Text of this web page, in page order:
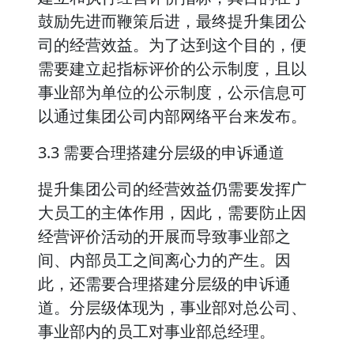
鼓励先进而鞭策后进，最终提升集团公
司的经营效益。为了达到这个目的，便
需要建立起指标评价的公示制度，且以
事业部为单位的公示制度，公示信息可
以通过集团公司内部网络平台来发布。
3.3 需要合理搭建分层级的申诉通道
提升集团公司的经营效益仍需要发挥广
大员工的主体作用，因此，需要防止因
经营评价活动的开展而导致事业部之
间、内部员工之间离心力的产生。因
此，还需要合理搭建分层级的申诉通
道。分层级体现为，事业部对总公司、
事业部内的员工对事业部总经理。